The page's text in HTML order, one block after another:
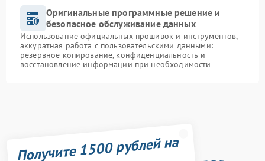
Оригинальные программные решение и
безопасное обслуживание данных
Использование официальных прошивок и инструментов,
аккуратная работа с пользовательскими данными:
резервное копирование, конфиденциальность и
восстановление информации при необходимости
Получите 1500 рублей на